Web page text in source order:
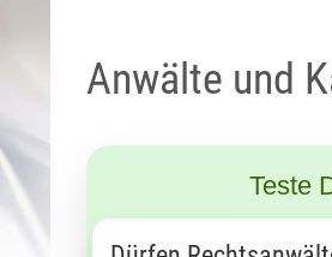
Anwälte und
Teste